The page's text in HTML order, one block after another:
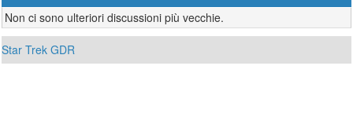
Non ci sono ulteriori discussioni più vecchie.
Star Trek GDR